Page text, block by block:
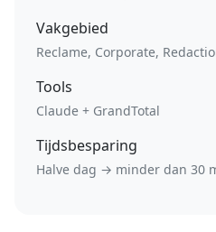
Vakgebied
Reclame, Corporate,
Tools
Claude + GrandTotal
Tijdsbesparing
Halve dag → minder dan 30